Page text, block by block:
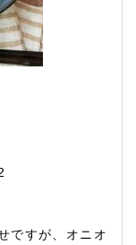
ですが、オニオ